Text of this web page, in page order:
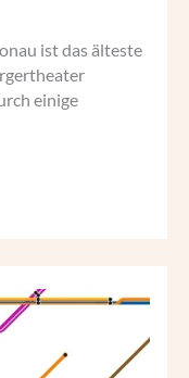
ist das älteste
einige